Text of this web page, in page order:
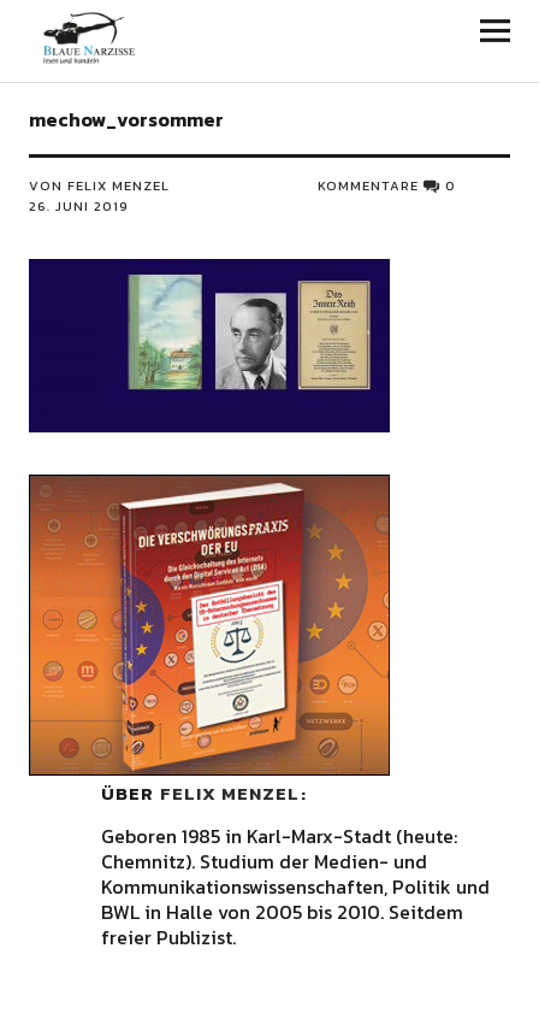
Blaue Narzisse
mechow_vorsommer
VON FELIX MENZEL
26. JUNI 2019
KOMMENTARE 0
ÜBER FELIX MENZEL
Geboren 1985 in Karl-Marx-Stadt (heute:
Chemnitz). Studium der Medien- und
Kommunikationswissenschaften, Politik und
BWL in Halle von 2005 bis 2010. Seitdem
freier Publizist.